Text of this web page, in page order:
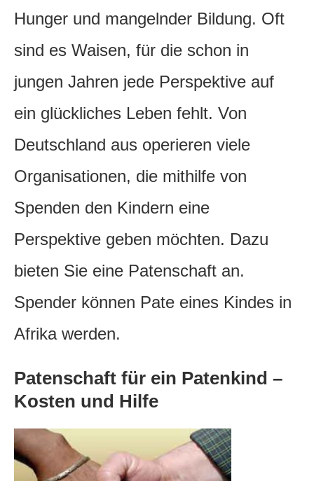
Hunger und mangelnder Bildung. Oft
sind es Waisen, für die schon in
jungen Jahren jede Perspektive auf
ein glückliches Leben fehlt. Von
Deutschland aus operieren viele
Organisationen, die mithilfe von
Spenden den Kindern eine
Perspektive geben möchten. Dazu
bieten Sie eine Patenschaft an.
Spender können Pate eines Kindes in
Afrika werden.
Patenschaft für ein Patenkind –
Kosten und Hilfe